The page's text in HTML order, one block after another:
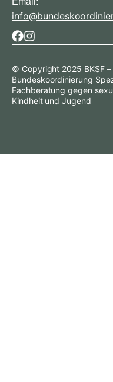
© Copyright 2025 BKSF –
Bundeskoordinierung
Fachberatung gegen
Kindheit und Jugend